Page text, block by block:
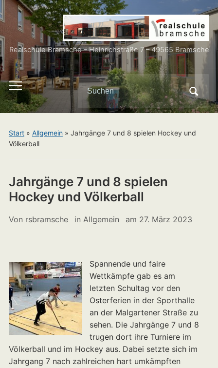
Realschule Bramsche – Heinrichstraße 7 – 49565 Bramsche
Toggle
mobile
menu
Search
for:
Start» Allgemein» Jahrgänge 7 und 8 spielen Hockey und
Völkerball
Jahrgänge 7 und 8 spielen
Hockey und Völkerball
Von rsbramsche in Allgemein am 27. März 2023
Spannende und faire
Wettkämpfe gab es am
letzten Schultag vor den
Osterferien in der Sporthalle
an der Malgartener Straße zu
sehen. Die Jahrgänge 7 und 8
trugen dort ihre Turniere im
Völkerball und im Hockey aus. Dabei setzte sich im
Jahrgang 7 nach zahlreichen hart umkämpften